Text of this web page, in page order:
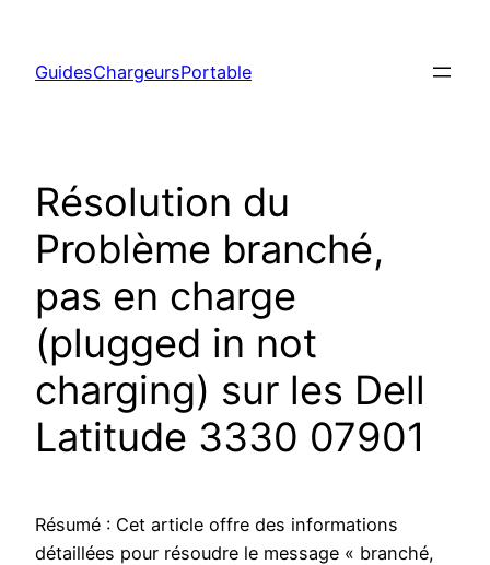
contenu
GuidesChargeursPortable
Résolution du
Problème branché,
pas en charge
(plugged in not
charging) sur les Dell
Latitude 3330 07901
Résumé : Cet article offre des informations
détaillées pour résoudre le message « branché,